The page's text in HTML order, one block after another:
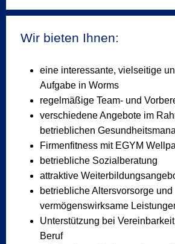
Wir bieten Ihnen:
eine interessante, vielseitige
Aufgabe in Worms
regelmäßige Team- und
verschiedene Angebote im
betrieblichen
Firmenfitness mit EGYM
betriebliche Sozialberatung
attraktive
betriebliche Altersvorsorge und
vermögenswirksame
Unterstützung bei
Beruf